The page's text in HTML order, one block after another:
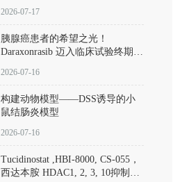
2026-07-17
胰腺癌患者的希望之光！
Daraxonrasib 迈入临床试验终期阶
2026-07-16
构建动物模型——DSS诱导的小
鼠结肠炎模型
2026-07-16
Tucidinostat ,HBI-8000, CS-055，
西达本胺 HDAC1, 2, 3, 10抑制剂